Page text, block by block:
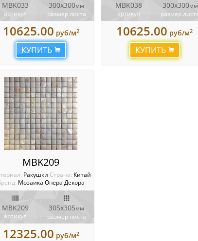
MBK033
артикул
300х300мм
размер листа
10625.00 руб/м2
КУПИТЬ
MBK038
артикул
300х300мм
размер
10625.00 руб/м2
КУПИТЬ
MBK209
Ракушки Cтрана: Китай
Мозаика Опера Декора
MBK209
артикул
305х305мм
размер листа
12325.00 руб/м2